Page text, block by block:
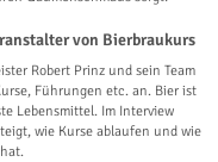
von Bierbraukurs
Robert Prinz und sein Team
Führungen etc. an. Bier ist
Lebensmittel. Im Interview
wie Kurse ablaufen und wie